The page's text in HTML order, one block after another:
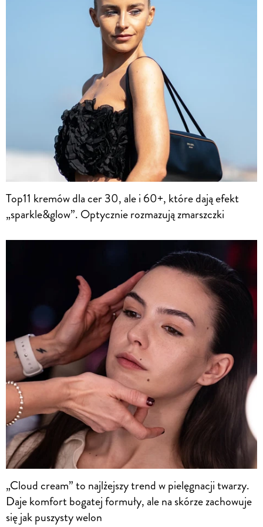
Top11 kremów dla cer 30, ale i 60+, które dają efekt
„sparkle&glow”. Optycznie rozmazują zmarszczki
„Cloud cream” to najlżejszy trend w pielęgnacji twarzy.
Daje komfort bogatej formuły, ale na skórze zachowuje
się jak puszysty welon